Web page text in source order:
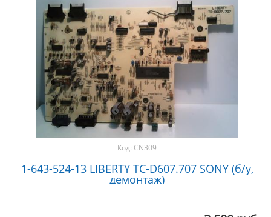
Код: CN309
1-643-524-13 LIBERTY TC-D607.707 SONY (б/у,
демонтаж)